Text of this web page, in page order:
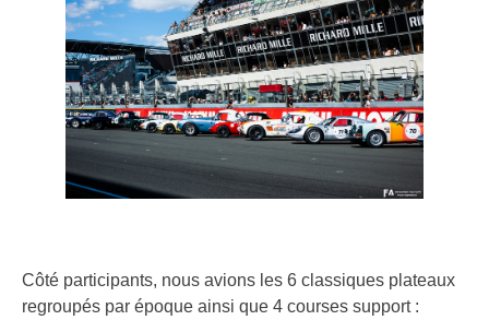
Côté participants, nous avions les 6 classiques plateaux
regroupés par époque ainsi que 4 courses support :